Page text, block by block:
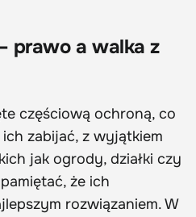
prawo a walka z
częściową ochroną, co
zabijać, z wyjątkiem
jak ogrody, działki czy
że ich
rozwiązaniem. W